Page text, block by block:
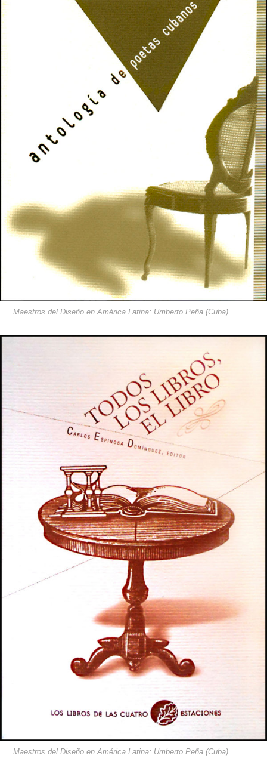
Maestros del Diseño en América Latina: Umberto Peña (Cuba)
Maestros del Diseño en América Latina: Umberto Peña (Cuba)